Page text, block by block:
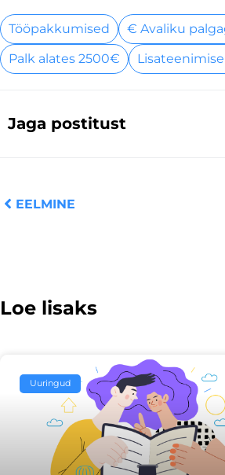
Tööpakkumised € Avaliku
Palk alates 2500€
Jaga postitust
EELMINE
Loe lisaks
Uuringud